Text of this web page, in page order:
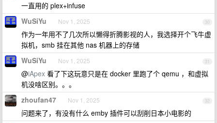
一直用的 plex+infuse
30
WuSiYu Nov 1, 2025
作为一年用不了几次所以懒得折腾影视的人，我选择开个飞牛虚
拟机，smb 挂在其他 nas 机器上的存储
31
WuSiYu Nov 1, 2025
@iApex 看了下这玩意只是在 docker 里跑了个 qemu ，和虚拟
机没啥区别。。。
32
zhoufan47 Nov 1, 2025
问题来了，有没有什么 emby 插件可以刮削日本小电影的